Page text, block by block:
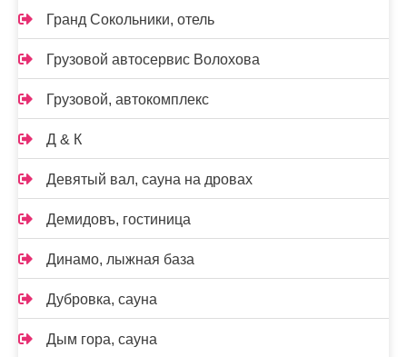
Гранд Сокольники, отель
Грузовой автосервис Волохова
Грузовой, автокомплекс
Д & К
Девятый вал, сауна на дровах
Демидовъ, гостиница
Динамо, лыжная база
Дубровка, сауна
Дым гора, сауна